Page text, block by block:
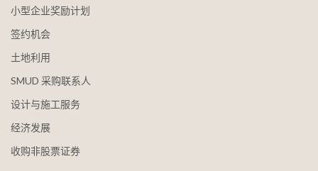
小型企业奖励计划
签约机会
土地利用
SMUD 采购联系人
设计与施工服务
经济发展
收购非股票证券